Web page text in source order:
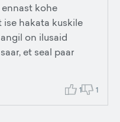
kohe
ise hakata kuskile
on ilusaid
et seal paar
1 1